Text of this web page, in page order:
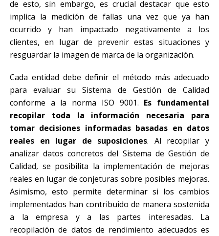
de esto, sin embargo, es crucial destacar que esto
implica la medición de fallas una vez que ya han
ocurrido y han impactado negativamente a los
clientes, en lugar de prevenir estas situaciones y
resguardar la imagen de marca de la organización.
Cada entidad debe definir el método más adecuado
para evaluar su Sistema de Gestión de Calidad
conforme a la norma ISO 9001. Es fundamental
recopilar toda la información necesaria para
tomar decisiones informadas basadas en datos
reales en lugar de suposiciones. Al recopilar y
analizar datos concretos del Sistema de Gestión de
Calidad, se posibilita la implementación de mejoras
reales en lugar de conjeturas sobre posibles mejoras.
Asimismo, esto permite determinar si los cambios
implementados han contribuido de manera sostenida
a la empresa y a las partes interesadas. La
recopilación de datos de rendimiento adecuados es